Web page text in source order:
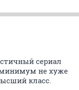
сериал
минимум не хуже
класс.